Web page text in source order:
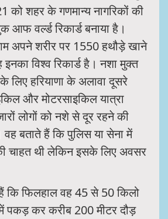
को शहर के गणमान्य नागरिकों की
वर्ल्ड रिकार्ड बनाया है।
अपने शरीर पर 1550 हथौड़े खाने
विश्व रिकार्ड है। नशा मुक्त
लिए हरियाणा के अलावा दूसरे
और मोटरसाइकिल यात्रा
लोगों को नशे से दूर रहने की
बताते हैं कि पुलिस या सेना में
चाहत थी लेकिन इसके लिए अवसर
कि फिलहाल वह 45 से 50 किलो
पकड़ कर करीब 200 मीटर दौड़